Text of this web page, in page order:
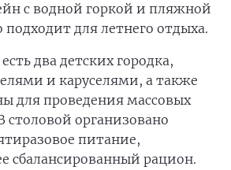
с водной горкой и пляжной
подходит для летнего отдыха.
два детских городка,
и каруселями, а также
для проведения массовых
организовано
питание,
сбалансированный рацион.